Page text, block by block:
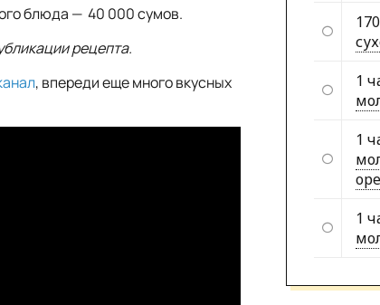
блюда — 40 000 сумов.
рецепта.
, впереди еще много вкусных
1
1
1